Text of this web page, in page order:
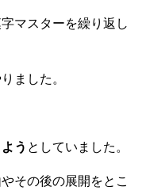
マスターを繰り返し
ました。
う としていました。
その後の展開をとこ